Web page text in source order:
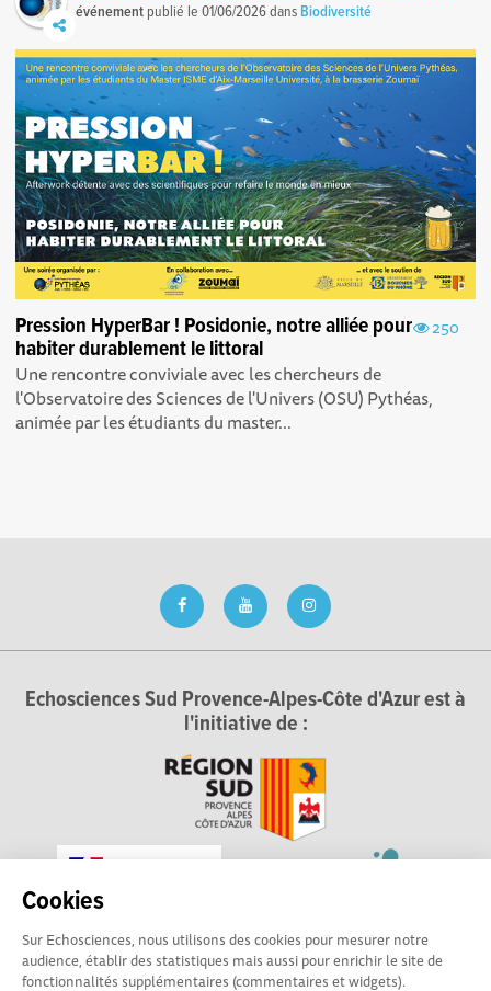
Cookies
Sur Echosciences, nous utilisons des cookies pour mesurer notre
audience, établir des statistiques mais aussi pour enrichir le site de
fonctionnalités supplémentaires (commentaires et widgets).
événement publié le01/06/2026dans Biodiversité
250
Pression HyperBar ! Posidonie, notre alliée pour
habiter durablement le littoral
Une rencontre conviviale avec les chercheurs de
l'Observatoire des Sciences de l'Univers (OSU) Pythéas,
animée par les étudiants du master...
Echosciences Sud Provence-Alpes-Côte d'Azur est à
l'initiative de :